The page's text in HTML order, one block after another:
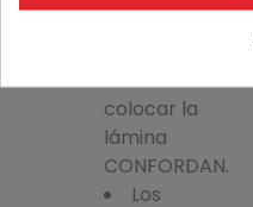
antes de
colocar la
lámina
CONFORDAN.
Los